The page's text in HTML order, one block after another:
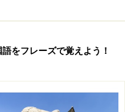
見ただけでだいたい分
た、大阪から来た……な
ようにしておくと良い
る韓国の人々は、短期留
が日本で働いている、親
をフレーズで覚えよう！